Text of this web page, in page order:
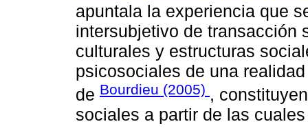
apuntala la experiencia que
intersubjetivo de transacción
culturales y estructuras
psicosociales de una
de Bourdieu (2005) ,
sociales a partir de las